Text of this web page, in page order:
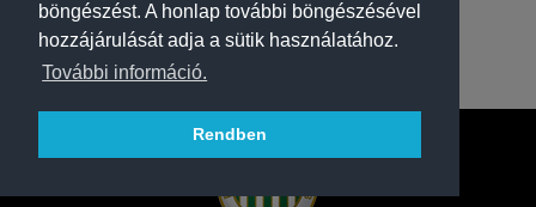
böngészést. A honlap további böngészésével
hozzájárulását adja a sütik használatához.
További információ.
Rendben